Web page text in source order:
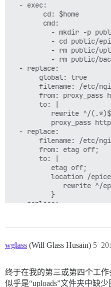
  - exec:
        cd: $home
        cmd:
- mkdir -p
- cd public/
- rm public/
- rm public/
  - replace:
       global: true
filename: /etc/
from: proxy_pass
       to: |
rewrite ^/
proxy_pass
  - replace:
filename: /etc/
       from: etag off;
       to: |
          etag off;
location /
rewrite ^/
          }
  - replace:
wglass (Will Glass Husain) 5
终于在我的第三或第四个工
似乎是“uploads”文件夹中缺